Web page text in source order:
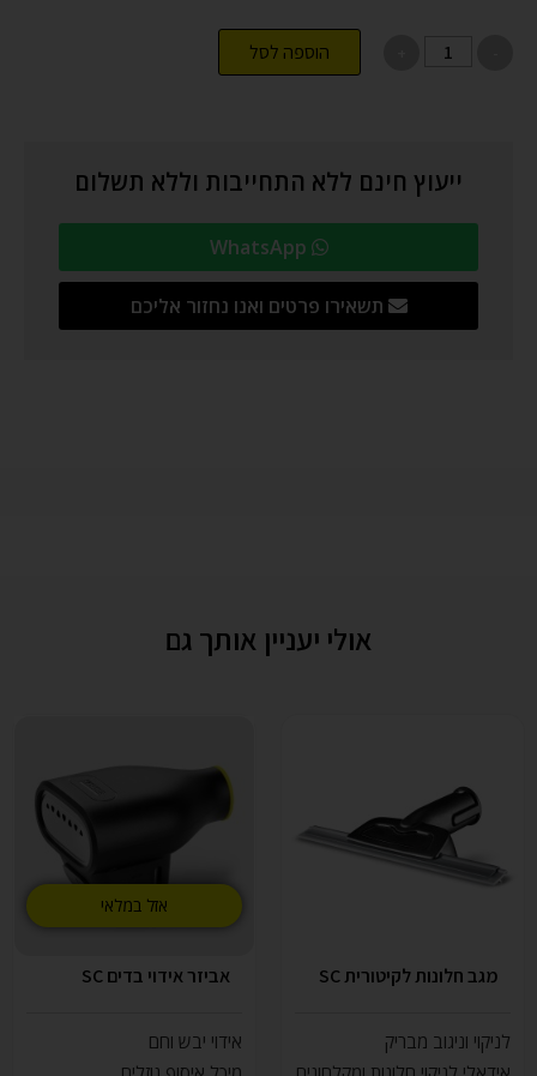
הוספה לסל
ייעוץ חינם ללא התחייבות וללא תשלום
תשאירו פרטים ואנו נחזור אליכם
אולי יעניין אותך גם
מגב חלונות לקיטורית SC
לניקוי וניגוב מבריק
אזל במלאי
אביזר אידוי בדים SC
אידוי יבש וחם